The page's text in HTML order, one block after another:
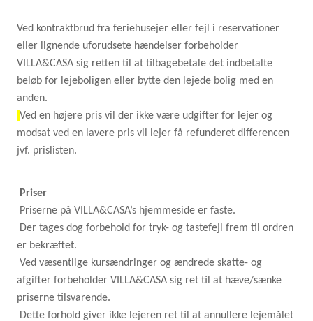
Ved kontraktbrud fra feriehusejer eller fejl i reservationer
eller lignende uforudsete hændelser forbeholder
VILLA&CASA sig retten til at tilbagebetale det indbetalte
beløb for lejeboligen eller bytte den lejede bolig med en
anden.
Ved en højere pris vil der ikke være udgifter for lejer og
modsat ved en lavere pris vil lejer få refunderet differencen
jvf. prislisten.
Priser
Priserne på VILLA&CASA’s hjemmeside er faste.
Der tages dog forbehold for tryk- og tastefejl frem til ordren
er bekræftet.
Ved væsentlige kursændringer og ændrede skatte- og
afgifter forbeholder VILLA&CASA sig ret til at hæve/sænke
priserne tilsvarende.
Dette forhold giver ikke lejeren ret til at annullere lejemålet